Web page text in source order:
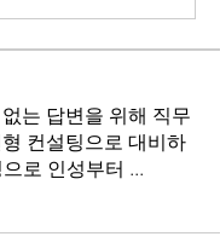
는 답변을 위해 직무
컨설팅으로 대비하
로 인성부터 ...